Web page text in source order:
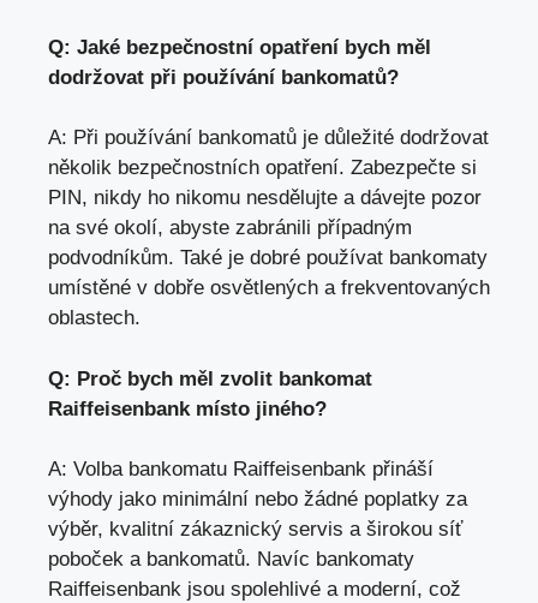
Q: Jaké bezpečnostní opatření bych měl
dodržovat při používání bankomatů?
A: Při používání bankomatů je důležité dodržovat
několik bezpečnostních opatření. Zabezpečte si
PIN, nikdy ho nikomu nesdělujte a dávejte pozor
na své okolí, abyste zabránili případným
podvodníkům. Také je dobré používat bankomaty
umístěné v dobře osvětlených a frekventovaných
oblastech.
Q: Proč bych měl zvolit bankomat
Raiffeisenbank místo jiného?
A: Volba bankomatu Raiffeisenbank přináší
výhody jako minimální nebo žádné poplatky za
výběr, kvalitní zákaznický servis a širokou síť
poboček a bankomatů. Navíc bankomaty
Raiffeisenbank jsou spolehlivé a moderní, což